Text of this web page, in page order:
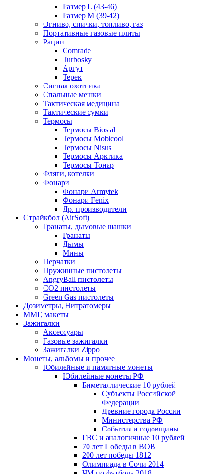
Размер L (43-46)
Размер M (39-42)
Огниво, спички, топливо, газ
Портативные газовые плиты
Рации
Comrade
Turbosky
Аргут
Терек
Сигнал охотника
Спальные мешки
Тактическая медицина
Тактические сумки
Термосы
Термосы Biostal
Термосы Mobicool
Термосы Nisus
Термосы Арктика
Термосы Тонар
Фляги, котелки
Фонари
Фонари Armytek
Фонари Fenix
Др. производители
Страйкбол (AirSoft)
Гранаты, дымовые шашки
Гранаты
Дымы
Мины
Перчатки
Пружинные пистолеты
AngryBall пистолеты
CO2 пистолеты
Green Gas пистолеты
Дозиметры, Нитратомеры
ММГ, макеты
Зажигалки
Аксессуары
Газовые зажигалки
Зажигалки Zippo
Монеты, альбомы и прочее
Юбилейные и памятные монеты
Юбилейные монеты РФ
Биметаллические 10 рублей
Субъекты Российской
Федерации
Древние города России
Министерства РФ
События и годовщины
ГВС и аналогичные 10 рублей
70 лет Победы в ВОВ
200 лет победы 1812
Олимпиада в Сочи 2014